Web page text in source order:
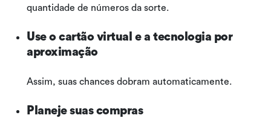
quantidade de números da sorte.
Use o cartão virtual e a tecnologia por
aproximação
Assim, suas chances dobram automaticamente.
Planeje suas compras